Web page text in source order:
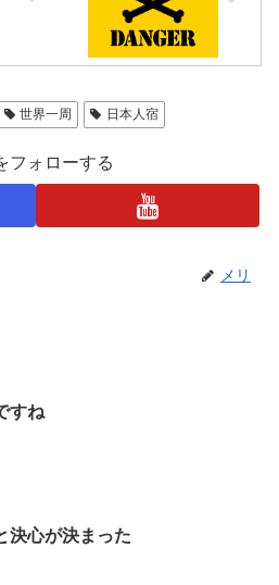
世界一周 日本人宿
フォローする
メリ
すね
決心が決まった